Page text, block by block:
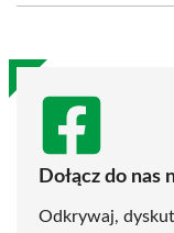
(Twitter)
Dołącz do nas
Odkrywaj,